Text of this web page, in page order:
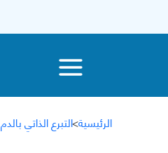
الرئيسية>التبرع الذاتي بالدم